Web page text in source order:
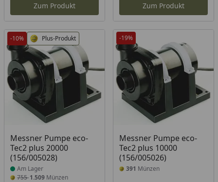
Zum Produkt Zum Produkt
-10% Plus-Produkt
Messner Pumpe eco-
Tec2 plus 20000
(156/005028)
Produkt am Lager
Am Lager
7551.509 Münzen
-19%
Messner Pumpe eco-
Tec2 plus 10000
(156/005026)
391 Münzen